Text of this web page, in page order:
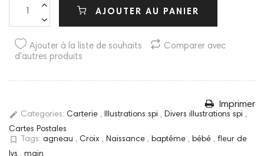
AJOUTER AU PANIER
Ajouter à la liste de souhaits
Comparer avec
d'autres produits
Imprimer
edit Categories: Carterie , Illustrations spi , Divers illustrations spi ,
Cartes Postales
bookmark_border Tags: agneau , Croix , Naissance , baptême , bébé , fleur de